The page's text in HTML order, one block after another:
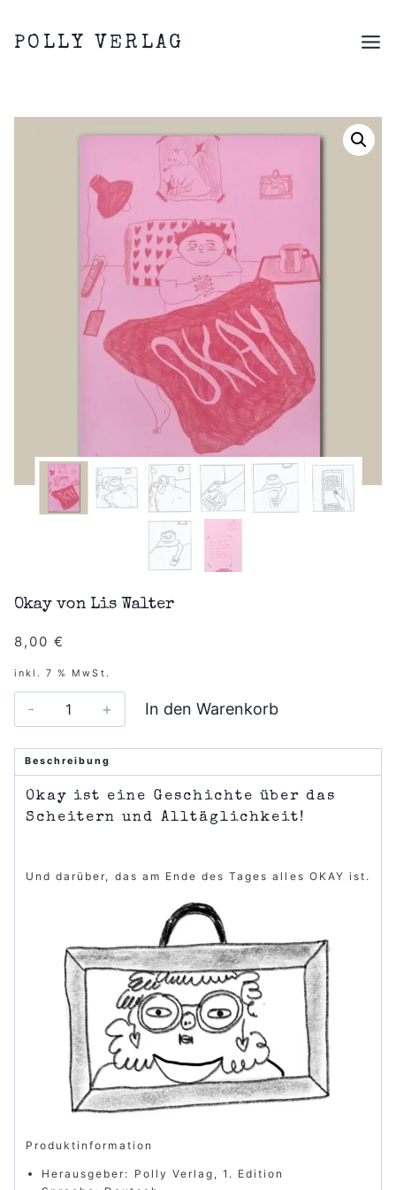
springen
POLLY VERLAG
Okay von Lis Walter
8,00€
inkl. 7 % MwSt.
von
Walter
In den Warenkorb
Beschreibung
Okay ist eine Geschichte über das
Scheitern und Alltäglichkeit!
Und darüber, das am Ende des Tages alles OKAY ist.
Produktinformation
Herausgeber: Polly Verlag, 1. Edition